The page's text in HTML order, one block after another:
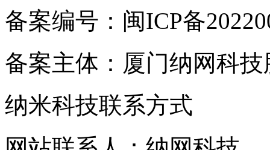
备案编号：闽ICP备
备案主体：厦门纳网科
纳米科技联系方式